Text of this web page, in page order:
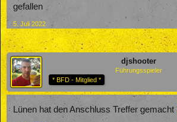
gefallen
5. Juli 2022
djshooter
Führungsspieler
* BFD - Mitglied *
Lünen hat den Anschluss Treffer gemacht